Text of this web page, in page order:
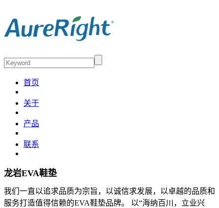
首页
关于
产品
联系
龙岩EVA鞋垫
我们一直以追求品质为宗旨，以诚信求发展，以卓越的品质和
服务打造值得信赖的EVA鞋垫品牌。 以“海纳百川，立业兴